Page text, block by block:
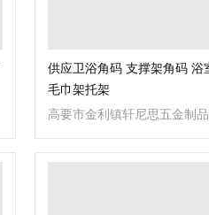
供应卫浴角码 支撑架角码 浴
毛巾架托架
高要市金利镇轩尼思五金制品
厂